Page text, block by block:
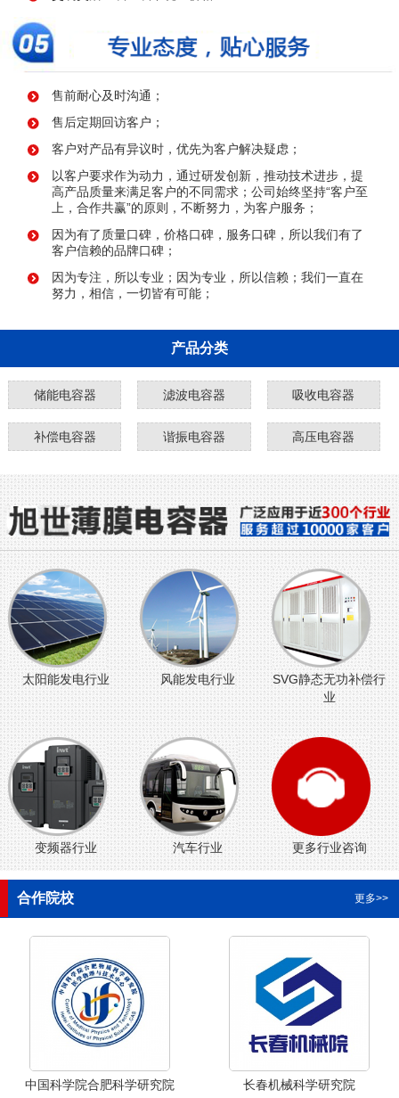
售前耐心及时沟通；
售后定期回访客户；
客户对产品有异议时，优先为客户解决疑虑；
以客户要求作为动力，通过研发创新，推动技术进步，提
高产品质量来满足客户的不同需求；公司始终坚持“客户至
上，合作共赢”的原则，不断努力，为客户服务；
因为有了质量口碑，价格口碑，服务口碑，所以我们有了
客户信赖的品牌口碑；
因为专注，所以专业；因为专业，所以信赖；我们一直在
努力，相信，一切皆有可能；
产品分类
储能电容器 滤波电容器 吸收电容器
补偿电容器 谐振电容器 高压电容器
太阳能发电行业 风能发电行业
SVG静态无功补偿行
业
变频器行业 汽车行业 更多行业咨询
合作院校 更多>>
中国科学院合肥科学研究院 长春机械科学研究院